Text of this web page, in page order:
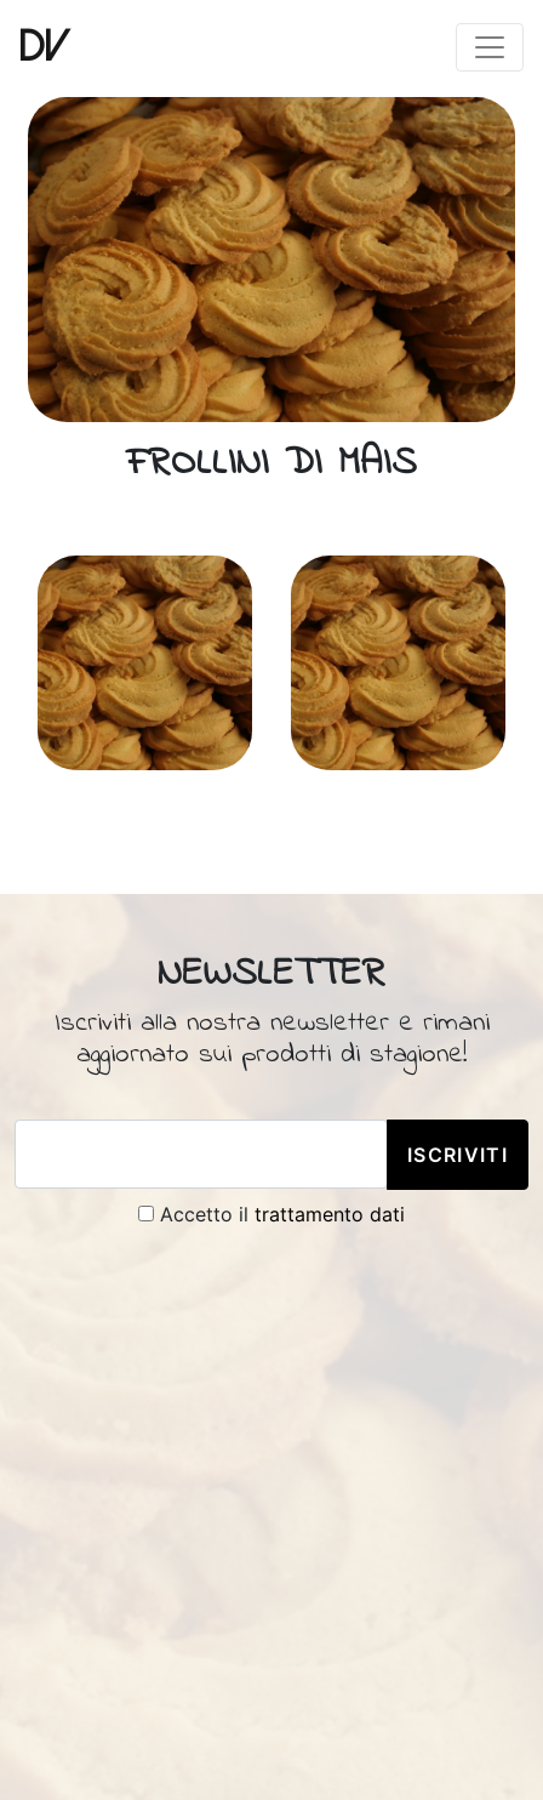
DV
FROLLINI DI MAIS
NEWSLETTER
Iscriviti alla nostra newsletter e rimani
aggiornato sui prodotti di stagione!
ISCRIVITI
Accetto il trattamento dati